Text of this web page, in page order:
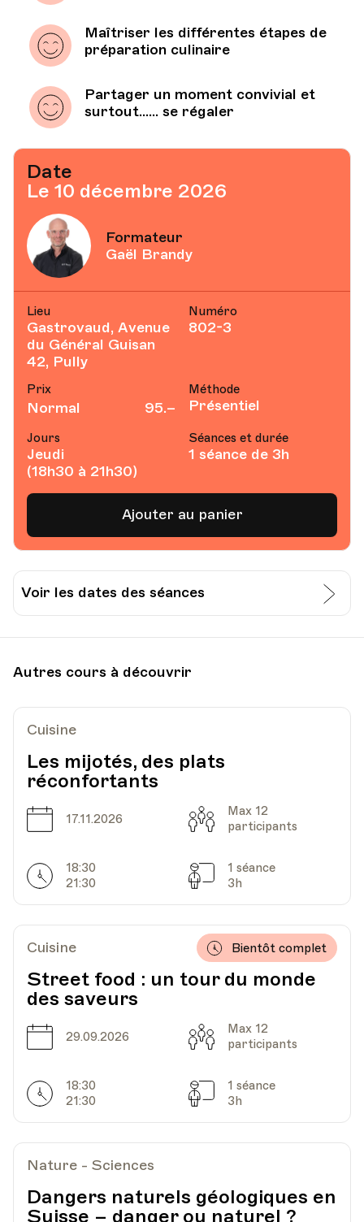
Maîtriser les différentes étapes de
préparation culinaire
Partager un moment convivial et
surtout...... se régaler
Date
Le 10 décembre 2026
Formateur
Gaël Brandy
Lieu
Gastrovaud, Avenue
du Général Guisan
42, Pully
Numéro
802-3
Prix
Normal 95.–
Méthode
Présentiel
Jours
Jeudi
(18h30 à 21h30)
Séances et durée
1 séance de 3h
Ajouter au panier
Voir les dates des séances
Pully
Autres cours à découvrir
Cuisine
Les mijotés, des plats
réconfortants
Date
17.11.2026 Capacité
Max 12
participants
Horarires
18:30
21:30
Séances
1 séance
3h
Cuisine
Street food : un tour du monde
des saveurs
Bientôt complet
Date
29.09.2026 Capacité
Max 12
participants
Horarires
18:30
21:30
Séances
1 séance
3h
Nature - Sciences
Dangers naturels géologiques en
Suisse – danger ou naturel ?